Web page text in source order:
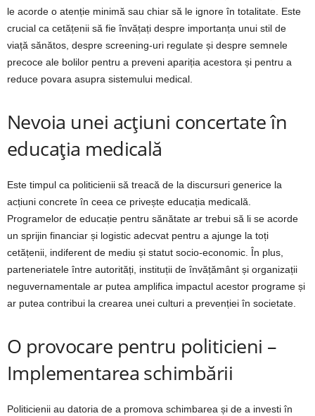
le acorde o atenție minimă sau chiar să le ignore în totalitate. Este
crucial ca cetățenii să fie învățați despre importanța unui stil de
viață sănătos, despre screening-uri regulate și despre semnele
precoce ale bolilor pentru a preveni apariția acestora și pentru a
reduce povara asupra sistemului medical.
Nevoia unei acțiuni concertate în
educația medicală
Este timpul ca politicienii să treacă de la discursuri generice la
acțiuni concrete în ceea ce privește educația medicală.
Programelor de educație pentru sănătate ar trebui să li se acorde
un sprijin financiar și logistic adecvat pentru a ajunge la toți
cetățenii, indiferent de mediu și statut socio-economic. În plus,
parteneriatele între autorități, instituții de învățământ și organizații
neguvernamentale ar putea amplifica impactul acestor programe și
ar putea contribui la crearea unei culturi a prevenției în societate.
O provocare pentru politicieni –
Implementarea schimbării
Politicienii au datoria de a promova schimbarea și de a investi în